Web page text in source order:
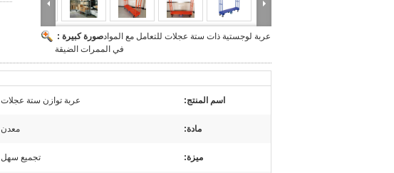
صورة كبيرة :عربة لوجستية ذات ستة عجلات للتعامل مع المواد
في الممرات الضيقة
اسم المنتج: عربة توازن ستة عجلات
مادة: معدن
ميزة: تجميع سهل